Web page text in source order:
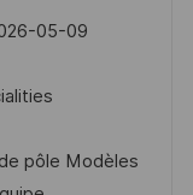
05-09
pôle Modèles